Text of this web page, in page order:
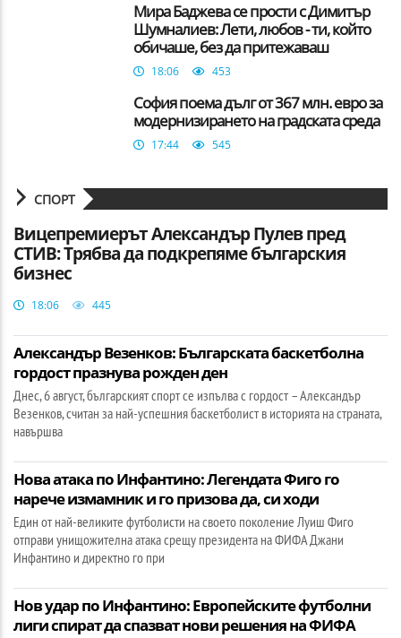
Мира Баджева се прости с Димитър
Шумналиев: Лети, любов - ти, който
обичаше, без да притежаваш
18:06 453
София поема дълг от 367 млн. евро за
модернизирането на градската среда
17:44 545
СПОРТ
Вицепремиерът Александър Пулев пред
СТИВ: Трябва да подкрепяме българския
бизнес
18:06 445
Александър Везенков: Българската баскетболна
гордост празнува рожден ден
Днес, 6 август, българският спорт се изпълва с гордост – Александър
Везенков, считан за най-успешния баскетболист в историята на страната,
навършва
Нова атака по Инфантино: Легендата Фиго го
нарече измамник и го призова да, си ходи
Един от най-великите футболисти на своето поколение Луиш Фиго
отправи унищожителна атака срещу президента на ФИФА Джани
Инфантино и директно го при
Нов удар по Инфантино: Европейските футболни
лиги спират да спазват нови решения на ФИФА